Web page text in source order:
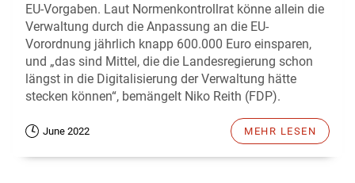
EU-Vorgaben. Laut Normenkontrollrat könne allein die
Verwaltung durch die Anpassung an die EU-
Vorordnung jährlich knapp 600.000 Euro einsparen,
und „das sind Mittel, die die Landesregierung schon
längst in die Digitalisierung der Verwaltung hätte
stecken können“, bemängelt Niko Reith (FDP).
June 2022 MEHR LESEN